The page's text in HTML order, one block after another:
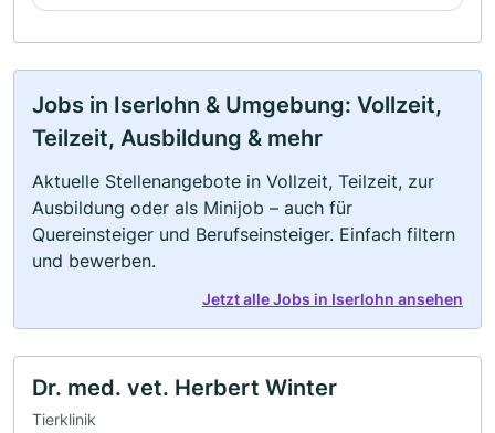
Jobs in Iserlohn & Umgebung: Vollzeit,
Teilzeit, Ausbildung & mehr
Aktuelle Stellenangebote in Vollzeit, Teilzeit, zur
Ausbildung oder als Minijob – auch für
Quereinsteiger und Berufseinsteiger. Einfach filtern
und bewerben.
Jetzt alle Jobs in Iserlohn ansehen
Dr. med. vet. Herbert Winter
Tierklinik